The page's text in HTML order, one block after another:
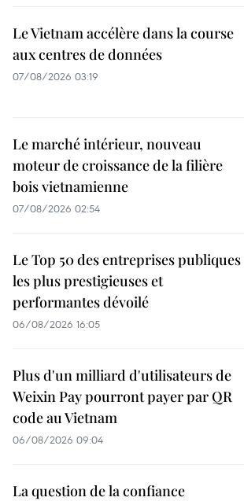
Le Vietnam accélère dans la course
aux centres de données
07/08/2026 03:19
Le marché intérieur, nouveau
moteur de croissance de la filière
bois vietnamienne
07/08/2026 02:54
Le Top 50 des entreprises publiques
les plus prestigieuses et
performantes dévoilé
06/08/2026 16:05
Plus d'un milliard d'utilisateurs de
Weixin Pay pourront payer par QR
code au Vietnam
06/08/2026 09:04
La question de la confiance